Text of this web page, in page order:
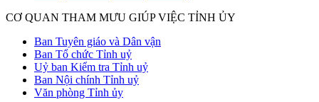
CƠ QUAN THAM MƯU GIÚP VIỆC TỈNH ỦY
Ban Tuyên giáo và Dân vận
Ban Tổ chức Tỉnh uỷ
Uỷ ban Kiểm tra Tỉnh uỷ
Ban Nội chính Tỉnh uỷ
Văn phòng Tỉnh ủy